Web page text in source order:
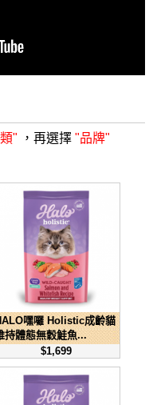
" ，再選擇 "品牌"
嘿囉 Holistic成齡貓
持體態無穀鮭魚...
$1,699